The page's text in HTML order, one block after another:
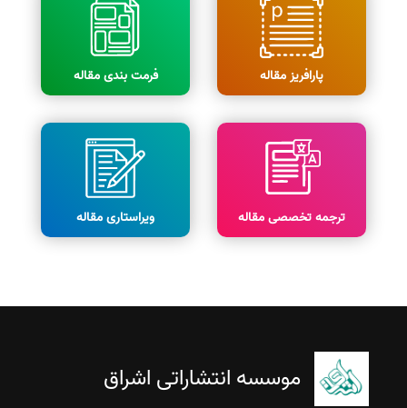
پارافریز مقاله فرمت بندی مقاله
ترجمه تخصصی مقاله ویراستاری مقاله
موسسه انتشاراتی اشراق